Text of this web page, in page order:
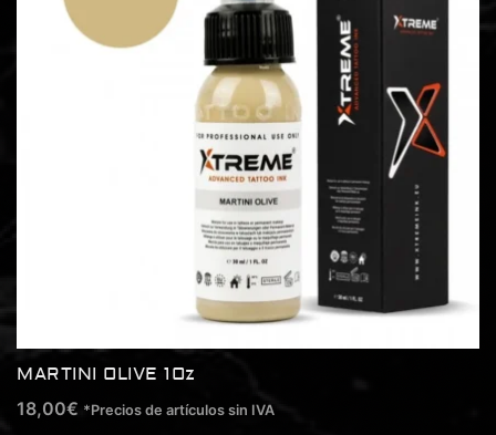
MARTINI OLIVE 1Oz
18,00€ *Precios de artículos sin IVA